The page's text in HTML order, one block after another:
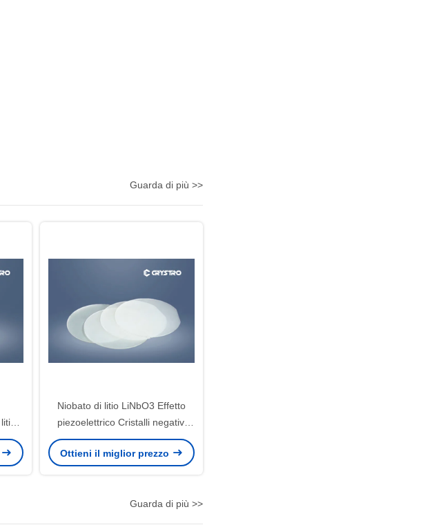
Guarda di più >>
Niobato di litio LiNbO3 Effetto
piezoelettrico Cristalli negativi
Uniaxiale
Ottieni il miglior prezzo
Guarda di più >>